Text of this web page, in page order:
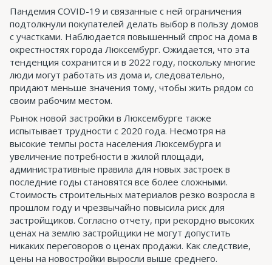
Пандемия COVID-19 и связанные с ней ограничения
подтолкнули покупателей делать выбор в пользу домов
с участками. Наблюдается повышенный спрос на дома в
окрестностях города Люксембург. Ожидается, что эта
тенденция сохранится и в 2022 году, поскольку многие
люди могут работать из дома и, следовательно,
придают меньше значения тому, чтобы жить рядом со
своим рабочим местом.
Рынок новой застройки в Люксембурге также
испытывает трудности с 2020 года. Несмотря на
высокие темпы роста населения Люксембурга и
увеличение потребности в жилой площади,
административные правила для новых застроек в
последние годы становятся все более сложными.
Стоимость строительных материалов резко возросла в
прошлом году и чрезвычайно повысила риск для
застройщиков. Согласно отчету, при рекордно высоких
ценах на землю застройщики не могут допустить
никаких переговоров о ценах продажи. Как следствие,
цены на новостройки выросли выше среднего.